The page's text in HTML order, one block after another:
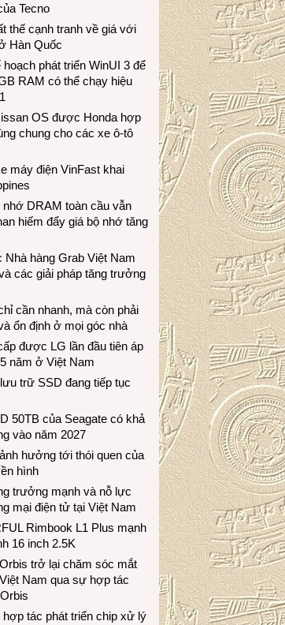
Tecno
thế cạnh tranh về giá với
Hàn Quốc
phát triển WinUI 3 để
RAM có thể chạy hiệu
OS được Honda hợp
chung cho các xe ô-tô
máy điện VinFast khai
DRAM toàn cầu vẫn
hiếm đẩy giá bộ nhớ tăng
Nhà hàng Grab Việt Nam
các giải pháp tăng trưởng
cần nhanh, mà còn phải
ổn định ở mọi góc nhà
được LG lần đầu tiên áp
năm ở Việt Nam
trữ SSD đang tiếp tục
50TB của Seagate có khả
vào năm 2027
hưởng tới thói quen của
hình
trưởng mạnh và nỗ lực
mại điện tử tại Việt Nam
Rimbook L1 Plus mạnh
16 inch 2.5K
trở lại chăm sóc mắt
Nam qua sự hợp tác
hợp tác phát triển chip xử lý